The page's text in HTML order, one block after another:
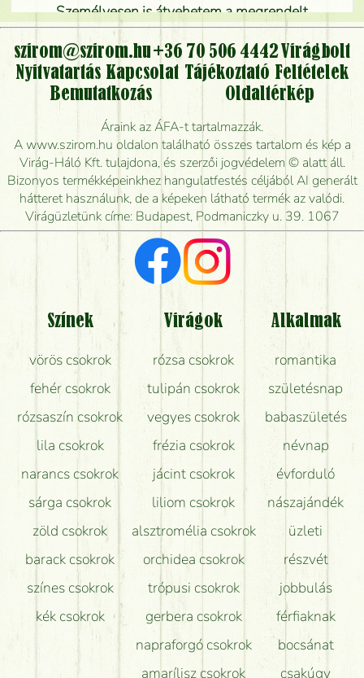
Személyesen is átvehetem a megrendelt
virágcsokrot, vagy csak virágküldéssel, kiszállítással
kérhető?
Vidékre is lehet rendelni?
Meddig rendelhetek virágküldést úgy, hogy még ma
kiszállítsák?
Mennyire gyorsan tudják elkészíteni a csokrot, és
mikor tudják leghamarabb kiszállítani?
Vörös rózsát keresek, van önöknél?
Milyen visszajelzést kapok a virágküldésről?
Tényleg azt kapom, ami a képen van?
Mit kell tudni a virágcsokrok szállításáról?
Hogy marad a lehető legtovább friss a csokor?
Tudok adventi koszorút vásárolni boltban?
szirom@szirom.hu+36 70 506 4442Virágbolt
Nyitvatartás Kapcsolat Tájékoztató Feltételek
Bemutatkozás
Oldaltérkép
Áraink az ÁFA-t tartalmazzák.
A www.szirom.hu oldalon található összes tartalom és kép a
Virág-Háló Kft. tulajdona, és szerzői jogvédelem © alatt áll.
Bizonyos termékképeinkhez hangulatfestés céljából AI generált
hátteret használunk, de a képeken látható termék az valódi.
Virágüzletünk címe: Budapest, Podmaniczky u. 39. 1067
Színek
vörös csokrok
fehér csokrok
rózsaszín csokrok
lila csokrok
narancs csokrok
sárga csokrok
zöld csokrok
barack csokrok
színes csokrok
kék csokrok
Virágok
rózsa csokrok
tulipán csokrok
vegyes csokrok
frézia csokrok
jácint csokrok
liliom csokrok
alsztromélia csokrok
orchidea csokrok
trópusi csokrok
gerbera csokrok
napraforgó csokrok
amarílisz csokrok
Alkalmak
romantika
születésnap
babaszületés
névnap
évforduló
nászajándék
üzleti
részvét
jobbulás
férfiaknak
bocsánat
csakúgy